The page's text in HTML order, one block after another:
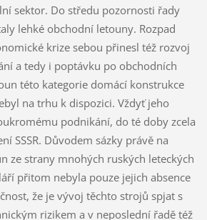
sektor. Do středu pozornosti řady
lehké obchodní letouny. Rozpad
krize sebou přinesl též rozvoj
a tedy i poptávku po obchodních
této kategorie domácí konstrukce
na trhu k dispozici. Vždyť jeho
podnikání, do té doby zcela
SSSR. Důvodem sázky právě na
ze strany mnohých ruských leteckých
přitom nebyla pouze jejich absence
že je vývoj těchto strojů spjat s
rizikem a v neposlední řadě též